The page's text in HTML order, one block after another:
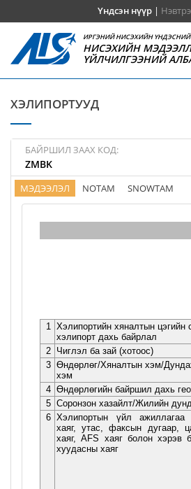
Үндсэн нүүр|
ИРГЭНИЙ НИСЭХИЙН ҮНДЭСНИЙ
НИСЭХИЙН
ҮЙЛЧИЛГЭЭНИЙ
ХЭЛИПОРТУУД
БАЙРШИЛ ЗААХ КОД:
ZMBK
МЭДЭЭЛЭЛ NOTAM SNOWTAM